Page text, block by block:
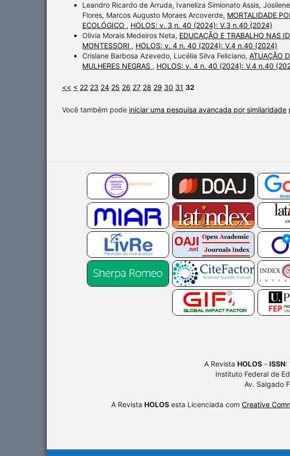
Leandro Ricardo de Arruda, Ivaneliza Simionato Assis,
Flores, Marcos Augusto Moraes Arcoverde, MORTALIDADE
ECOLÓGICO , HOLOS: v. 3 n. 40 (2024): V.3 n.40 (2024)
Olivia Morais Medeiros Neta, EDUCAÇÃO E TRABALHO NAS
MONTESSORI , HOLOS: v. 4 n. 40 (2024): V.4 n.40 (2024)
Crislane Barbosa Azevedo, Lucélia Silva Feliciano, ATUAÇÃO
MULHERES NEGRAS , HOLOS: v. 4 n. 40 (2024): V.4 n.40
<< < 22 23 24 25 26 27 28 29 30 31 32
Você também pode iniciar uma pesquisa avançada por similaridade
A Revista HOLOS - ISSN:
Instituto Federal de
Av. Salgado
A Revista HOLOS esta Licenciada com Creative